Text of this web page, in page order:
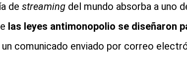
de streamingdel mundo absorba a uno
las leyes antimonopolio se diseñaron
comunicado enviado por correo